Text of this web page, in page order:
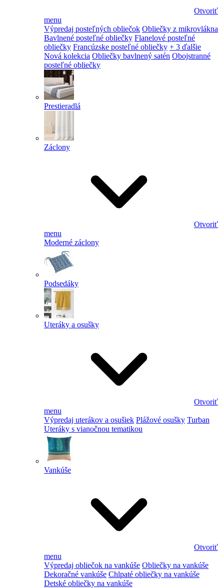
Otvoriť
menu
Výpredaj posteľných obliečok Obliečky z mikrovlákna
Bavlnené posteľné obliečky Flanelové posteľné
obliečky Francúzske posteľné obliečky + 3 ďalšie
Nová kolekcia Obliečky bavlnený satén Obojstranné
posteľné obliečky
Prestieradlá
Záclony
Otvoriť
menu
Moderné záclony
Podsedáky
Uteráky a osušky
Otvoriť
menu
Výpredaj uterákov a osušiek Plážové osušky Turban
Uteráky s vianočnou tematikou
Vankúše
Otvoriť
menu
Výpredaj obliečok na vankúše Obliečky na vankúše
Dekoračné vankúše Chlpaté obliečky na vankúše
Detské obliečky na vankúše